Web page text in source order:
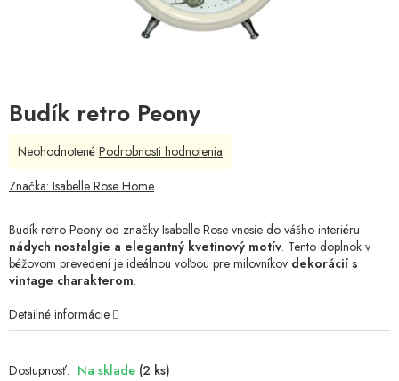
Budík retro Peony
Na sklade (2 ks)
Budík retro Peony od značky Isabelle Rose vnesie do vášho interiéru
nádych nostalgie a elegantný kvetinový motív. Tento doplnok v
béžovom prevedení je ideálnou voľbou pre milovníkov dekorácií s
vintage charakterom.
Detailné informácie
Priemerné
produktu
z
5
hviezdičiek.
Neohodnotené Podrobnosti hodnotenia
Značka: Isabelle Rose Home